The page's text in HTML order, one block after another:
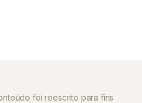
foi reescrito para fins